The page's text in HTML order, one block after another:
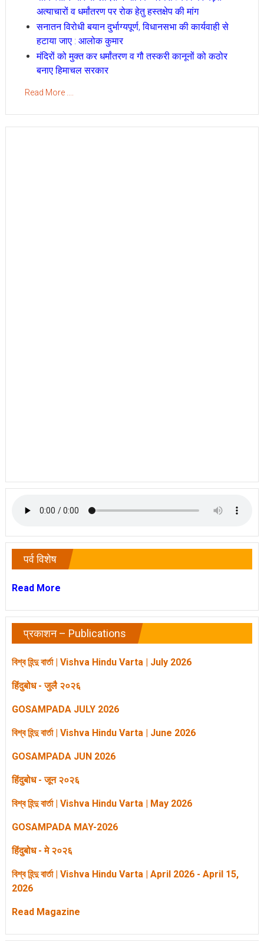
अत्याचारों व धर्मांतरण पर रोक हेतु हस्तक्षेप की मांग
सनातन विरोधी बयान दुर्भाग्यपूर्ण, विधानसभा की कार्यवाही से
हटाया जाए : आलोक कुमार
मंदिरों को मुक्त कर धर्मांतरण व गौ तस्करी कानूनों को कठोर
बनाए हिमाचल सरकार
Read More ....
पर्व विशेष
Read More
प्रकाशन – Publications
বিশ্ব হিন্দু বার্তা | Vishva Hindu Varta | July 2026
हिंदुबोध - जुलै २०२६
GOSAMPADA JULY 2026
বিশ্ব হিন্দু বার্তা | Vishva Hindu Varta | June 2026
GOSAMPADA JUN 2026
हिंदुबोध - जून २०२६
বিশ্ব হিন্দু বার্তা | Vishva Hindu Varta | May 2026
GOSAMPADA MAY-2026
हिंदुबोध - मे २०२६
বিশ্ব হিন্দু বার্তা | Vishva Hindu Varta | April 2026 - April 15,
2026
Read Magazine